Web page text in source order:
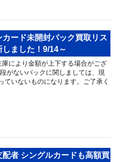
カード未開封パック買取リス
しました！9/14～
により金額が上下する場合がござ
がないパックに関しましては、現
ていないものになります。ご了承く
配者 シングルカードも高額買